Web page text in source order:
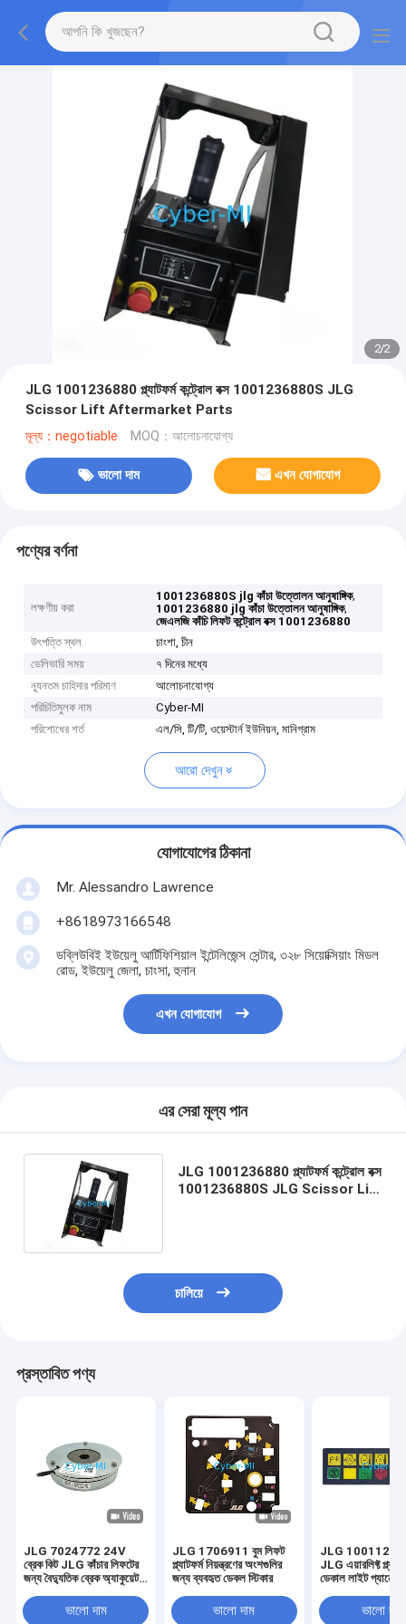
2/2
JLG 1001236880 প্ল্যাটফর্ম কন্ট্রোল বক্স 1001236880S JLG
Scissor Lift Aftermarket Parts
মূল্য：negotiable MOQ：আলোচনাযোগ্য
ভালো দাম এখন যোগাযোগ
পণ্যের বর্ণনা
লক্ষণীয় করা
1001236880S jlg কাঁচা উত্তোলন আনুষাঙ্গিক,
1001236880 jlg কাঁচা উত্তোলন আনুষাঙ্গিক,
জেএলজি কাঁচি লিফট কন্ট্রোল বক্স 1001236880
উৎপত্তি স্থল
চাংশা, চীন
ডেলিভারি সময়
৭ দিনের মধ্যে
ন্যূনতম চাহিদার পরিমাণ
আলোচনাযোগ্য
পরিচিতিমুলক নাম
Cyber-MI
পরিশোধের শর্ত
এল/সি, টি/টি, ওয়েস্টার্ন ইউনিয়ন, মানিগ্রাম
আরো দেখুন
যোগাযোগের ঠিকানা
Mr. Alessandro Lawrence
+8618973166548
ডব্লিউবিই ইউয়েলু আর্টিফিশিয়াল ইন্টেলিজেন্স সেন্টার, ৩২৮ সিয়োক্সিয়াং মিডল
রোড, ইউয়েলু জেলা, চাংসা, হুনান
এখন যোগাযোগ
এর সেরা মূল্য পান
JLG 1001236880 প্ল্যাটফর্ম কন্ট্রোল বক্স
1001236880S JLG Scissor Lift
চালিয়ে
প্রস্তাবিত পণ্য
JLG 7024772 24V
ব্রেক কিট JLG কাঁচার লিফটের
জন্য বৈদ্যুতিক ব্রেক অ্যাকুয়েটর
ভালো দাম
JLG 1706911 বুম লিফট
প্ল্যাটফর্ম নিয়ন্ত্রণের অংশগুলির
জন্য ব্যবহৃত ডেকল স্টিকার
ভালো দাম
JLG
JLG এয়ারলিফ্ট
ডেকাল লাইট প্যানেল
ভালো দাম